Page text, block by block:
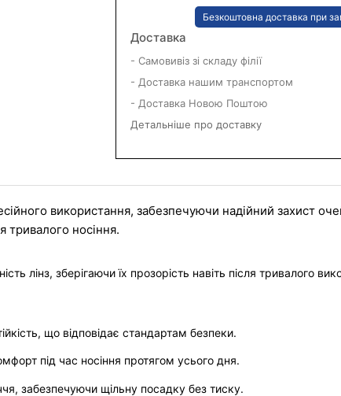
Безкоштовна доставка при
Доставка
- Самовивіз зі складу філії
- Доставка нашим транспортом
- Доставка Новою Поштою
Детальніше про доставку
використання, забезпечуючи надійний захист
тривалого носіння.
лінз, зберігаючи їх прозорість навіть після тривалого
що відповідає стандартам безпеки.
під час носіння протягом усього дня.
забезпечуючи щільну посадку без тиску.